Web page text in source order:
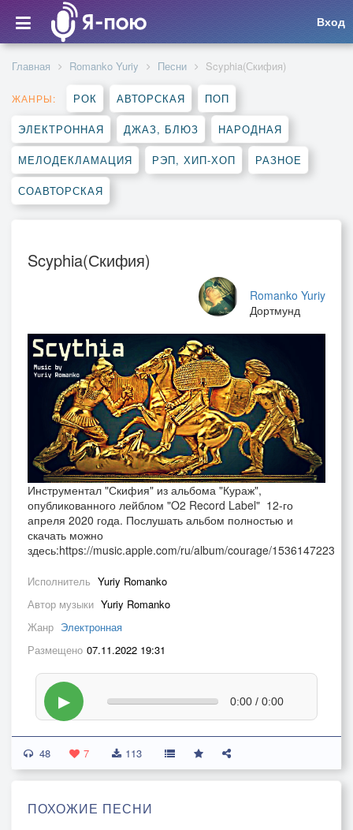
Вход
Главная Romanko Yuriy Песни Scyphia(Скифия)
ЖАНРЫ: РОК АВТОРСКАЯ ПОП
ЭЛЕКТРОННАЯ ДЖАЗ, БЛЮЗ НАРОДНАЯ
МЕЛОДЕКЛАМАЦИЯ РЭП, ХИП-ХОП РАЗНОЕ
СОАВТОРСКАЯ
Scyphia(Скифия)
Romanko Yuriy
Дортмунд
Инструментал "Скифия" из альбома "Кураж",
опубликованного лейблом "O2 Record Label" 12-го
апреля 2020 года. Послушать альбом полностью и
скачать можно
здесь:https://music.apple.com/ru/album/courage/1536147223
Исполнитель Yuriy Romanko
Автор музыки Yuriy Romanko
Жанр Электронная
Размещено 07.11.2022 19:31
▶ 0:00 / 0:00
48 7 113
ПОХОЖИЕ ПЕСНИ